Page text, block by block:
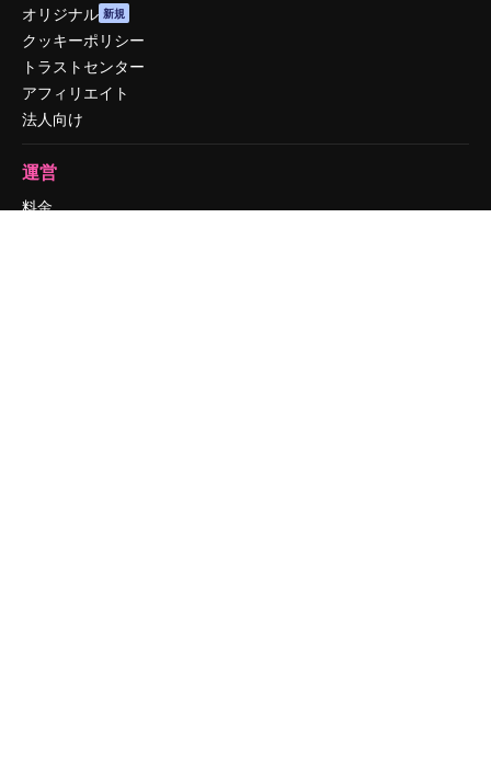
オリジナル 新規
クッキーポリシー
トラストセンター
アフィリエイト
法人向け
運営
料金